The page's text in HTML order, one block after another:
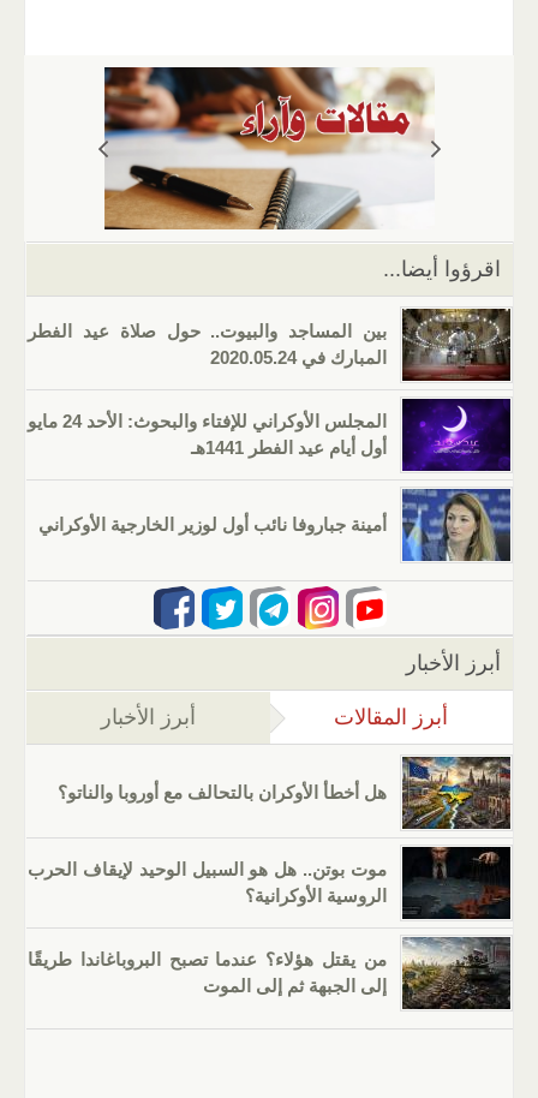
k
er
e
dI
g
er
gr
a
m
s
A
p
p
اقرؤوا أيضا...
بين المساجد والبيوت.. حول صلاة عيد الفطر
المبارك في 2020.05.24
المجلس الأوكراني للإفتاء والبحوث: الأحد 24 مايو
أول أيام عيد الفطر 1441هـ
أمينة جباروفا نائب أول لوزير الخارجية الأوكراني
أبرز الأخبار
أبرز المقالات (علامة التبويب النشطة)
أبرز الأخبار
هل أخطأ الأوكران بالتحالف مع أوروبا والناتو؟
موت بوتن.. هل هو السبيل الوحيد لإيقاف الحرب
الروسية الأوكرانية؟
من يقتل هؤلاء؟ عندما تصبح البروباغاندا طريقًا
إلى الجبهة ثم إلى الموت